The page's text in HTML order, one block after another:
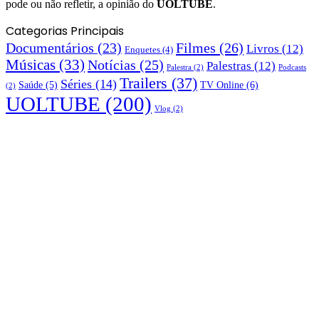
pode ou não refletir, a opinião do UOLTUBE.
Categorias Principais
Documentários (23) Enquetes (4) Filmes (26) Livros (12)
Músicas (33) Notícias (25) Palestra (2) Palestras (12) Podcasts
(2) Saúde (5) Séries (14) Trailers (37) TV Online (6)
UOLTUBE (200) Vlog (2)